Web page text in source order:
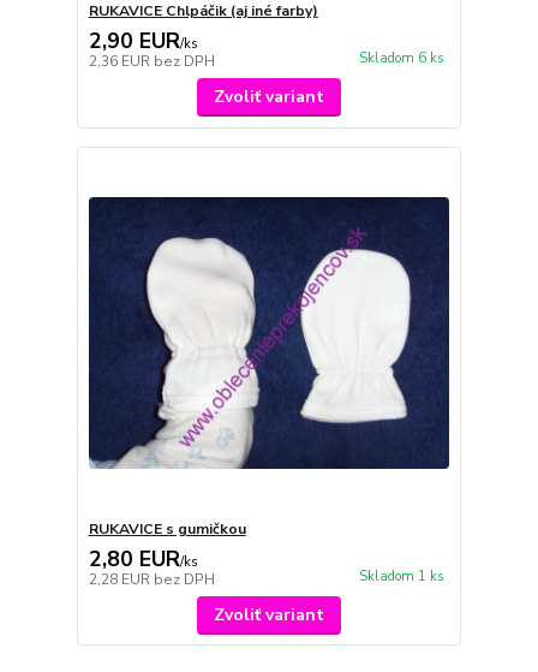
RUKAVICE Chlpáčik (aj iné farby)
2,90 EUR/ks
2,36 EUR bez DPH Skladom 6 ks
Zvoliť variant
RUKAVICE s gumičkou
2,80 EUR/ks
2,28 EUR bez DPH Skladom 1 ks
Zvoliť variant